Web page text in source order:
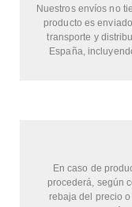
Nuestros envíos no
producto es
transporte y
España,
En caso de
procederá, según
rebaja del precio